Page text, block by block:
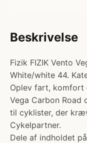
Beskrivelse
Fizik FIZIK Vento
White/white 44.
Oplev fart, komfort
Vega Carbon Road
til cyklister, der
Cykelpartner.
Dele af indholdet